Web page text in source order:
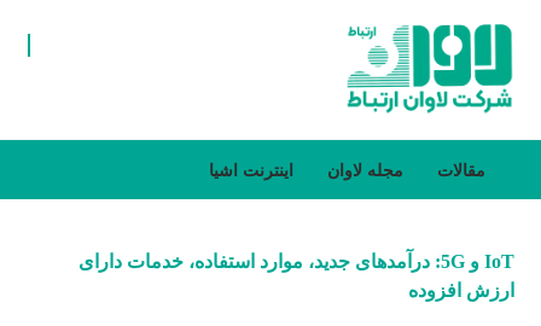
مقالات مجله لاوان اینترنت اشیا
IoT و 5G: درآمدهای جدید، موارد استفاده، خدمات دارای
ارزش افزوده